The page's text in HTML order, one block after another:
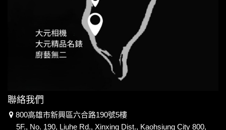
聯絡我們
800高雄市新興區六合路190號5樓
5F., No. 190, Liuhe Rd., Xinxing Dist., Kaohsiung City 800,